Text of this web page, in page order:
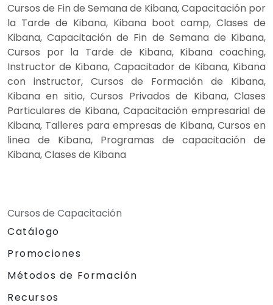
Cursos de Fin de Semana de Kibana, Capacitación por
la Tarde de Kibana, Kibana boot camp, Clases de
Kibana, Capacitación de Fin de Semana de Kibana,
Cursos por la Tarde de Kibana, Kibana coaching,
Instructor de Kibana, Capacitador de Kibana, Kibana
con instructor, Cursos de Formación de Kibana,
Kibana en sitio, Cursos Privados de Kibana, Clases
Particulares de Kibana, Capacitación empresarial de
Kibana, Talleres para empresas de Kibana, Cursos en
linea de Kibana, Programas de capacitación de
Kibana, Clases de Kibana
Cursos de Capacitación
Catálogo
Promociones
Métodos de Formación
Recursos